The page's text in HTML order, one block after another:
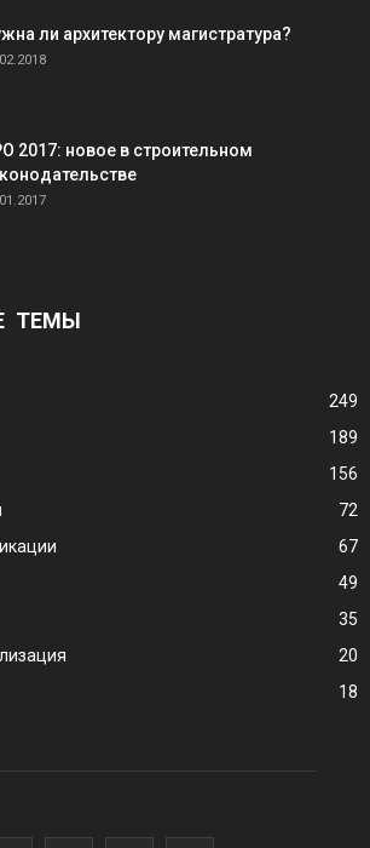
ли архитектору магистратура?
2017: новое в строительном
ТЕМЫ
249
189
156
72
67
49
35
20
18